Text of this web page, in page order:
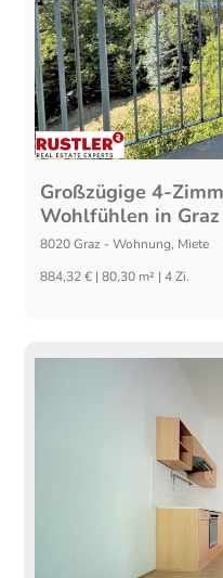
Großzügige 4-
Wohlfühlen in Graz
8020 Graz -Wohnung, Miete
884,32 € | 80,30 m² | 4 Zi.